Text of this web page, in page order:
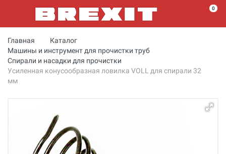
0
Главная
Каталог
Машины и инструмент для прочистки труб
Спирали и насадки для прочистки
Усиленная конусообразная ловилка VOLL для спирали 32
мм